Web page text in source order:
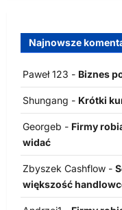
Najnowsze
Paweł 123 - Biznes
Shungang - Krótki
Georgeb - Firmy
widać
Zbyszek Cashflow -
większość